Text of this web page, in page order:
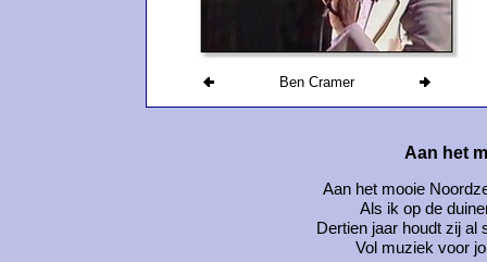
Ben Cramer
Aan het
Aan het mooie
Als ik op de
Dertien jaar houdt zij al
Vol muziek voor